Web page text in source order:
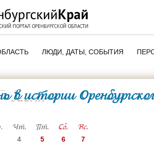
ЛЮДИ, ДАТЫ, CОБЫТИЯ
ЭТОТ ДЕНЬ В ИСТОРИИ
ПАМЯТНЫЕ ДАТЫ
в истории
Июня
Чт. Пт. Сб. Вс.
4 5 6
7